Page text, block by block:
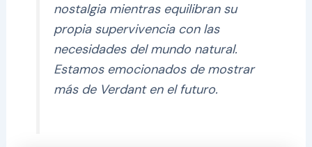
nostalgia mientras equilibran su
propia supervivencia con las
necesidades del mundo natural.
Estamos emocionados de mostrar
más de Verdant en el futuro.